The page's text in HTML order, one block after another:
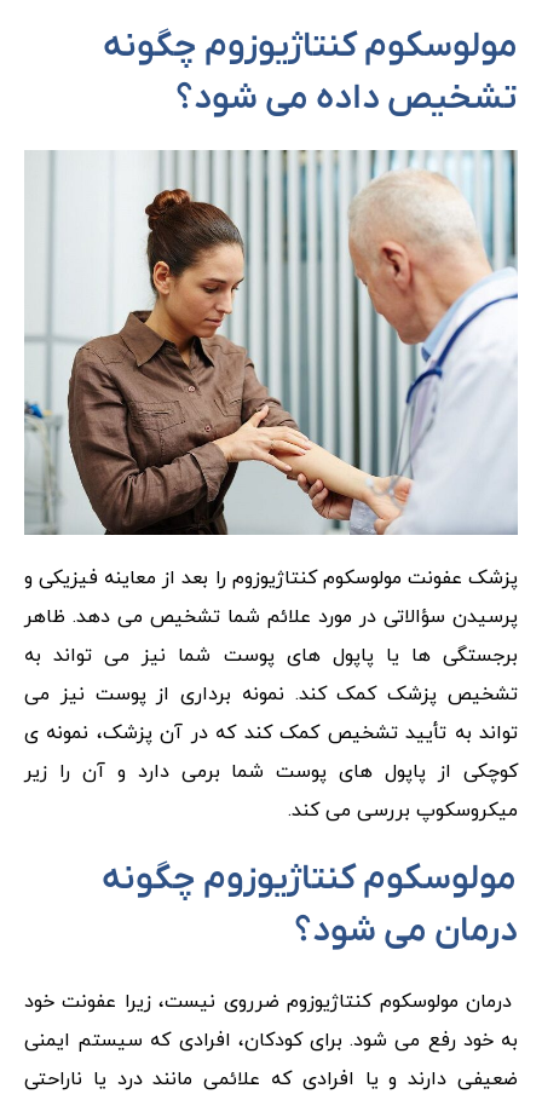
مولوسکوم کنتاژیوزوم چگونه
تشخیص داده می شود؟
پزشک عفونت مولوسکوم کنتاژیوزوم را بعد از معاینه فیزیکی و
پرسیدن سؤالاتی در مورد علائم شما تشخیص می دهد. ظاهر
برجستگی ها یا پاپول های پوست شما نیز می تواند به
تشخیص پزشک کمک کند. نمونه برداری از پوست نیز می
تواند به تأیید تشخیص کمک کند که در آن پزشک، نمونه ی
کوچکی از پاپول های پوست شما برمی دارد و آن را زیر
میکروسکوپ بررسی می کند.
مولوسکوم کنتاژیوزوم چگونه
درمان می شود؟
درمان مولوسکوم کنتاژیوزوم ضرروی نیست، زیرا عفونت خود
به خود رفع می شود. برای کودکان، افرادی که سیستم ایمنی
ضعیفی دارند و یا افرادی که علائمی مانند درد یا ناراحتی